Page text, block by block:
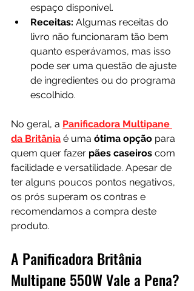
espaço disponível.
Receitas: Algumas receitas do
livro não funcionaram tão bem
quanto esperávamos, mas isso
pode ser uma questão de ajuste
de ingredientes ou do programa
escolhido.
No geral, a Panificadora Multipane
da Britânia é uma ótima opção para
quem quer fazer pães caseiros com
facilidade e versatilidade. Apesar de
ter alguns poucos pontos negativos,
os prós superam os contras e
recomendamos a compra deste
produto.
A Panificadora Britânia
Multipane 550W Vale a Pena?